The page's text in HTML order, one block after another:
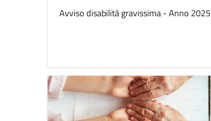
Avviso disabilità gravissima - Anno 2025